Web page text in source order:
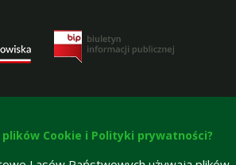
Cookie i Polityki prywatności?